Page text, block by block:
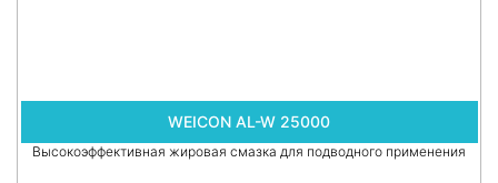
WEICON AL-W 25000
Высокоэффективная жировая смазка для подводного применения